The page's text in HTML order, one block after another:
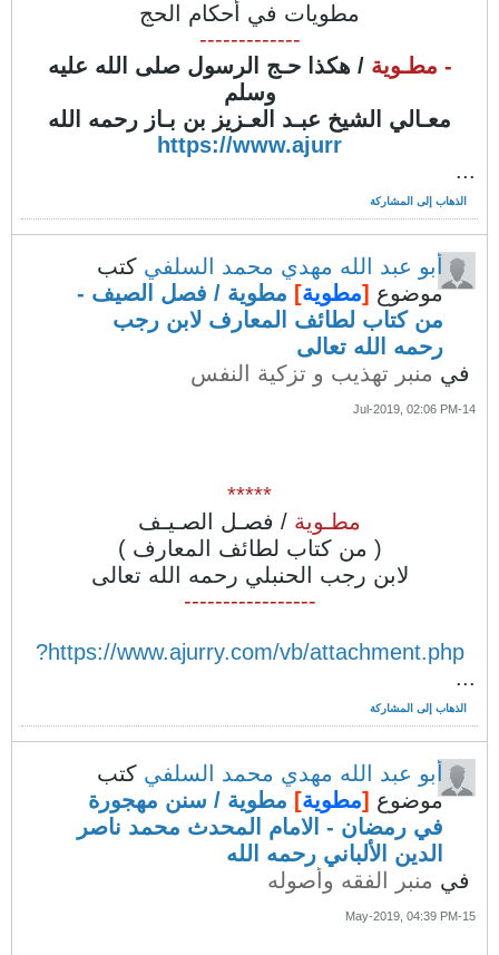
مطويات في أحكام الحج
-------------
- مطـوية/ هكذا حـج الرسول صلى الله عليه
وسلم
معـالي الشيخ عبـد العـزيز بن بـاز رحمه الله
https://www.ajurr
...
الذهاب إلى المشاركة
أبو عبد الله مهدي محمد السلفي كتب
موضوع [مطوية] مطوية / فصل الصيف -
من كتاب لطائف المعارف لابن رجب
رحمه الله تعالى
في منبر تهذيب و تزكية النفس
14-Jul-2019, 02:06 PM
*****
مطـوية / فصـل الصـيـف
( من كتاب لطائف المعارف )
لابن رجب الحنبلي رحمه الله تعالى
-----------------
https://www.ajurry.com/vb/attachment.php?
...
الذهاب إلى المشاركة
أبو عبد الله مهدي محمد السلفي كتب
موضوع [مطوية] مطوية / سنن مهجورة
في رمضان - الامام المحدث محمد ناصر
الدين الألباني رحمه الله
في منبر الفقه وأصوله
15-May-2019, 04:39 PM